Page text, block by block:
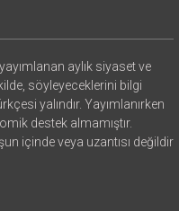
aylık siyaset ve
söyleyeceklerini bilgi
yalındır. Yayımlanırken
destek almamıştır.
içinde veya uzantısı değildir